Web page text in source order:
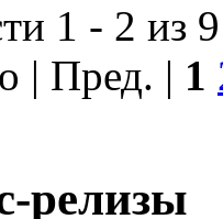
1 - 2 из 9
| Пред. | 1
релизы